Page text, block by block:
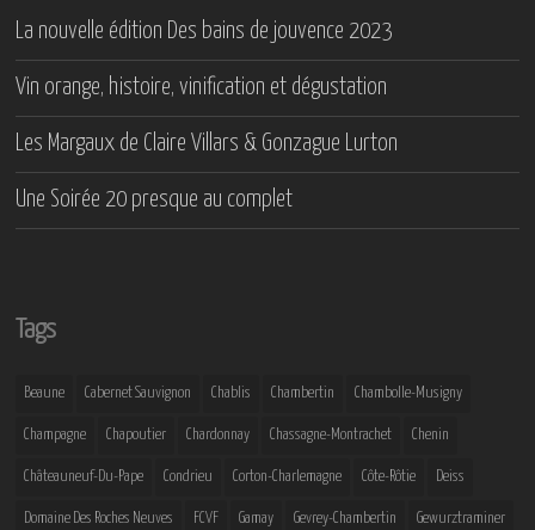
La nouvelle édition Des bains de jouvence 2023
Vin orange, histoire, vinification et dégustation
Les Margaux de Claire Villars & Gonzague Lurton
Une Soirée 20 presque au complet
Tags
Beaune Cabernet Sauvignon Chablis Chambertin Chambolle-Musigny
Champagne Chapoutier Chardonnay Chassagne-Montrachet Chenin
Châteauneuf-Du-Pape Condrieu Corton-Charlemagne Côte-Rôtie Deiss
Domaine Des Roches Neuves FCVF Gamay Gevrey-Chambertin Gewurztraminer